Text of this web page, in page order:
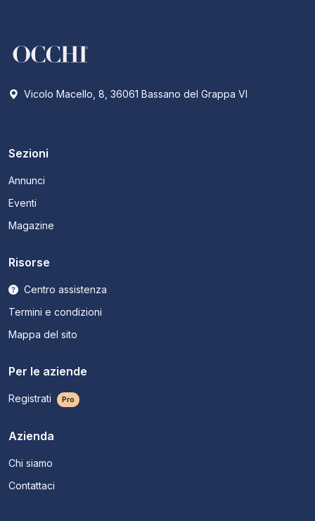
Vicolo Macello, 8, 36061 Bassano del Grappa VI
Sezioni
Annunci
Eventi
Magazine
Risorse
Centro assistenza
Termini e condizioni
Mappa del sito
Per le aziende
Registrati Pro
Azienda
Chi siamo
Contattaci